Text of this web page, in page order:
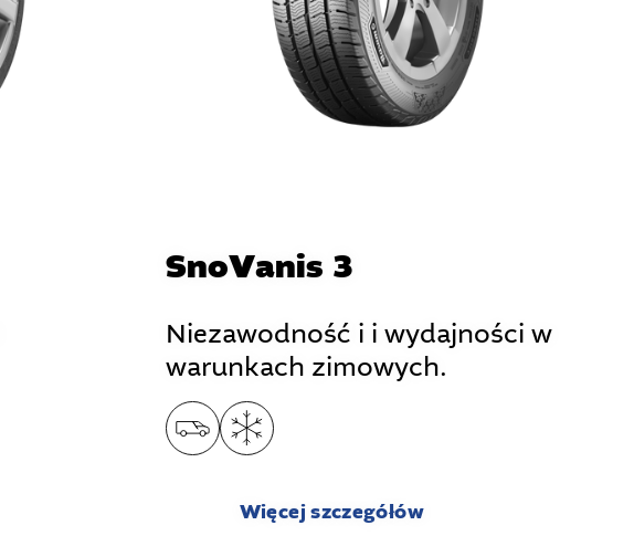
SnoVanis 3
Niezawodność i i wydajności w
warunkach zimowych.
Więcej szczegółów